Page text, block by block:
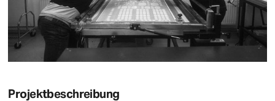
Projektbeschreibung